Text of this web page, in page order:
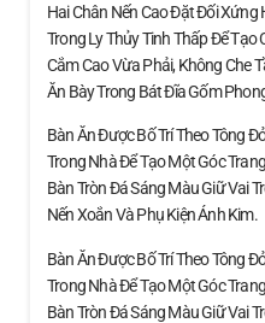
Hai Chân Nến Cao Đặt Đối Xứng
Trong Ly Thủy Tinh Thấp Để Tạo
Cắm Cao Vừa Phải, Không Che
Ăn Bày Trong Bát Đĩa Gốm
Bàn Ăn Được Bố Trí Theo Tông
Trong Nhà Để Tạo Một Góc
Bàn Tròn Đá Sáng Màu Giữ Vai
Nến Xoắn Và Phụ Kiện Ánh Kim.
Bàn Ăn Được Bố Trí Theo Tông
Trong Nhà Để Tạo Một Góc
Bàn Tròn Đá Sáng Màu Giữ Vai